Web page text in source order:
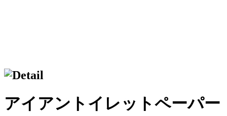
アイアントイレットペーパー